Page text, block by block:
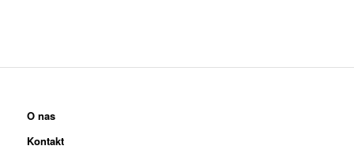
O nas
Kontakt